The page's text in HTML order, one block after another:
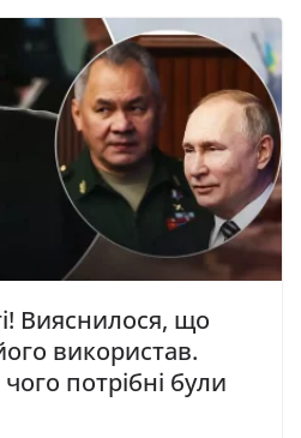
Вияснилося, що
використав.
потрібні були